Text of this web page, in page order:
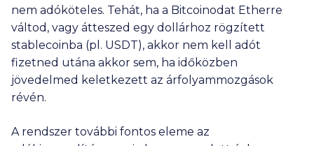
nem adóköteles. Tehát, ha a Bitcoinodat Etherre
váltod, vagy átteszed egy dollárhoz rögzített
stablecoinba (pl. USDT), akkor nem kell adót
fizetned utána akkor sem, ha időközben
jövedelmed keletkezett az árfolyammozgások
révén.
A rendszer további fontos eleme az